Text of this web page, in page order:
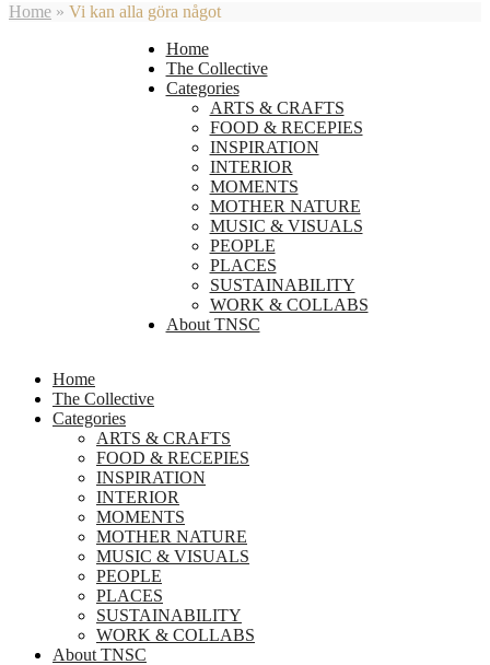
Home » Vi kan alla göra något
Home
The Collective
Categories
ARTS & CRAFTS
FOOD & RECEPIES
INSPIRATION
INTERIOR
MOMENTS
MOTHER NATURE
MUSIC & VISUALS
PEOPLE
PLACES
SUSTAINABILITY
WORK & COLLABS
About TNSC
Home
The Collective
Categories
ARTS & CRAFTS
FOOD & RECEPIES
INSPIRATION
INTERIOR
MOMENTS
MOTHER NATURE
MUSIC & VISUALS
PEOPLE
PLACES
SUSTAINABILITY
WORK & COLLABS
About TNSC